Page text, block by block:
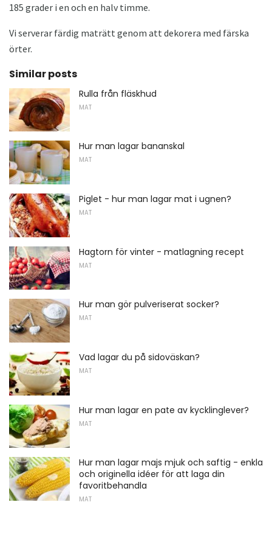
185 grader i en och en halv timme.
Vi serverar färdig maträtt genom att dekorera med färska
örter.
Similar posts
Rulla från fläskhud
MAT
Hur man lagar bananskal
MAT
Piglet - hur man lagar mat i ugnen?
MAT
Hagtorn för vinter - matlagning recept
MAT
Hur man gör pulveriserat socker?
MAT
Vad lagar du på sidoväskan?
MAT
Hur man lagar en pate av kycklinglever?
MAT
Hur man lagar majs mjuk och saftig - enkla
och originella idéer för att laga din
favoritbehandla
MAT